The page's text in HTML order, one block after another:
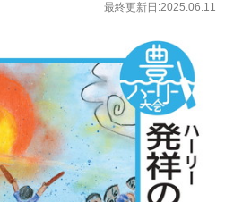
最終更新日:2025.06.11